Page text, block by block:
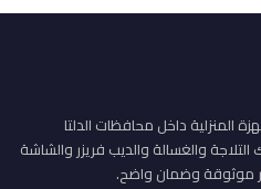
المنزلية داخل محافظات الدلتا
والغسالة والديب فريزر والشاشة
موثوقة وضمان واضح.